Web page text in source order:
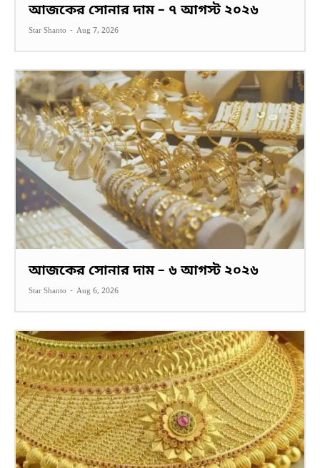
আজকের সোনার দাম – ৭ আগস্ট ২০২৬
Star Shanto - Aug 7, 2026
আজকের সোনার দাম – ৬ আগস্ট ২০২৬
Star Shanto - Aug 6, 2026